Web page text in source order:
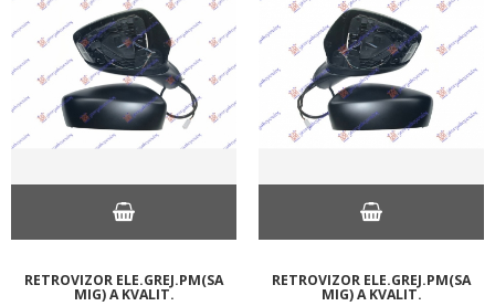
RETROVIZOR ELE.GREJ.PM(SA
MIG) A KVALIT.
RETROVIZOR ELE.GREJ.PM(SA
MIG) A KVALIT.